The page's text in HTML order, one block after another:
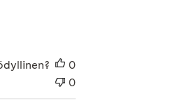
0
0